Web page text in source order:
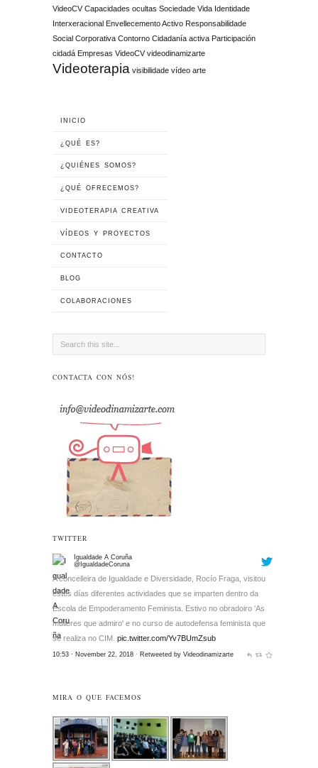
VideoCV Capacidades ocultas Sociedade Vida Identidade
Interxeracional Envellecemento Activo Responsabilidade
Social Corporativa Contorno Cidadanía activa Participación
cidadá Empresas VideoCV videodinamizarte
Videoterapia visibilidade vídeo arte
INICIO
¿QUÉ ES?
¿QUIÉNES SOMOS?
¿QUÉ OFRECEMOS?
VIDEOTERAPIA CREATIVA
VÍDEOS Y PROYECTOS
CONTACTO
BLOG
COLABORACIONES
CONTACTA CON NÓS!
TWITTER
Igualdade A Coruña
@IgualdadeCoruna
A concelleira de Igualdade e Diversidade, Rocío Fraga, visitou
estes días diferentes actividades que se imparten dentro da
Escola de Empoderamento Feminista. Estivo no obradoiro 'As
mulleres que admiro' e no curso de autodefensa feminista que
se realiza no CIM. pic.twitter.com/Yv7BUmZsub
10:53 · November 22, 2018 · Retweeted by Videodinamizarte
MIRA O QUE FACEMOS